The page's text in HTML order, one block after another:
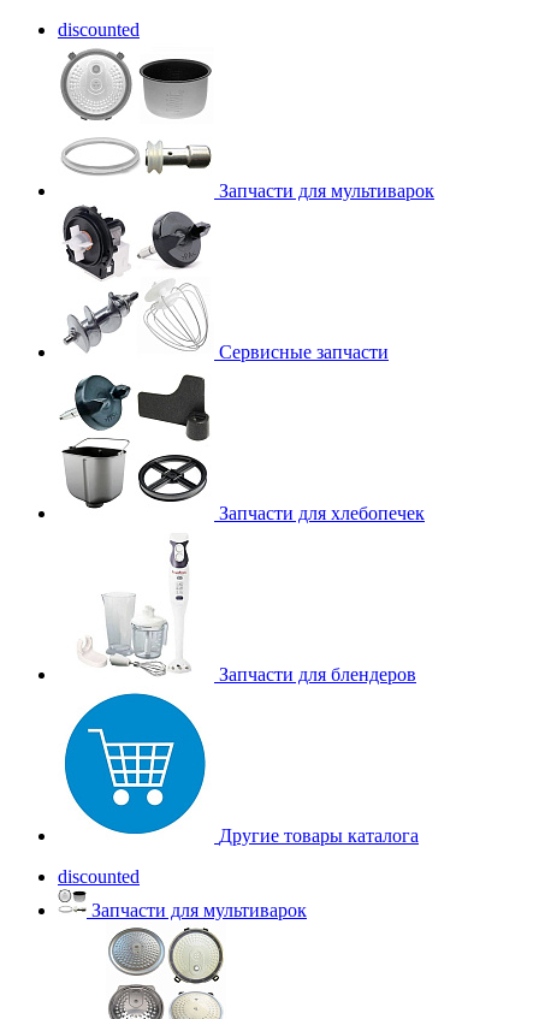
discounted
Запчасти для мультиварок
Сервисные запчасти
Запчасти для хлебопечек
Запчасти для блендеров
Другие товары каталога
discounted
Запчасти для мультиварок